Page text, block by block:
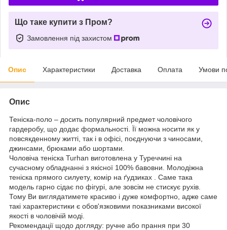
Що таке купити з Пром?
Замовлення під захистом
Опис Характеристики Доставка Оплата Умови
Опис
Теніска-поло – досить популярний предмет чоловічого
гардеробу, що додає формальності. Її можна носити як у
повсякденному житті, так і в офісі, поєднуючи з чиносами,
джинсами, брюками або шортами.
Чоловіча теніска Turhan виготовлена у Туреччині на
сучасному обладнанні з якісної 100% бавовни. Молодіжна
теніска прямого силуету, комір на ґудзиках . Саме така
модель гарно сідає по фігурі, але зовсім не стискує рухів.
Тому Ви виглядатимете красиво і дуже комфортно, адже саме
такі характеристики є обов'язковими показниками високої
якості в чоловічій моді.
Рекомендації щодо догляду: ручне або прання при 30